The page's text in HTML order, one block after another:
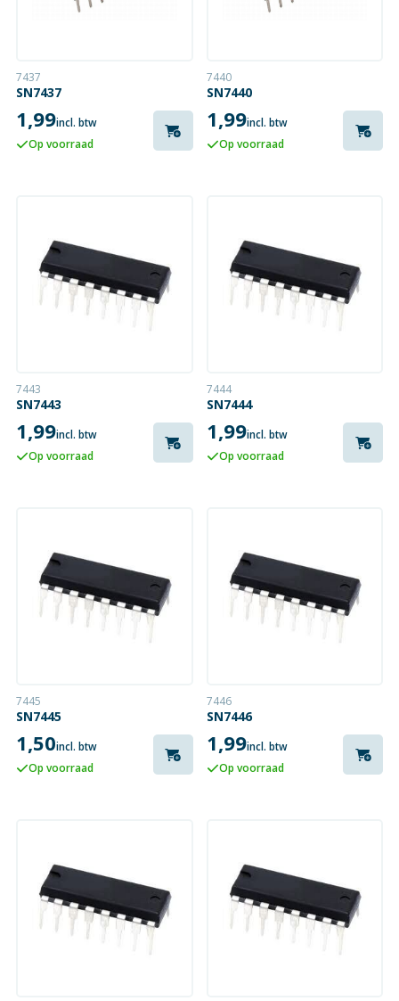
7437
SN7437
1,99incl. btw
Op voorraad
7440
SN7440
1,99incl. btw
Op voorraad
7443
SN7443
1,99incl. btw
Op voorraad
7444
SN7444
1,99incl. btw
Op voorraad
7445
SN7445
1,50incl. btw
Op voorraad
7446
SN7446
1,99incl. btw
Op voorraad